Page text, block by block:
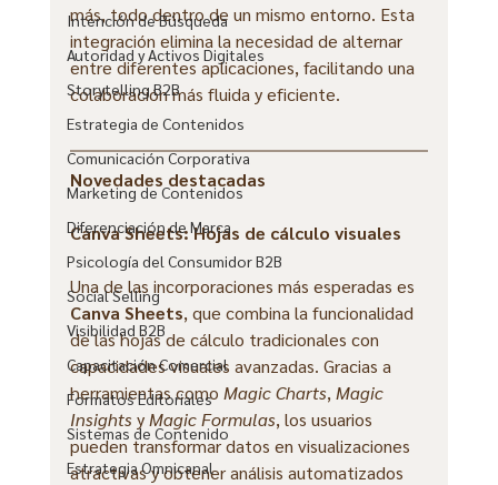
Intención de Búsqueda
Autoridad y Activos Digitales
Storytelling B2B
Estrategia de Contenidos
Comunicación Corporativa
Marketing de Contenidos
Diferenciación de Marca
Psicología del Consumidor B2B
Social Selling
Visibilidad B2B
Capacitación Comercial
Formatos Editoriales
Sistemas de Contenido
Estrategia Omnicanal
más, todo dentro de un mismo entorno. Esta
integración elimina la necesidad de alternar
entre diferentes aplicaciones, facilitando una
colaboración más fluida y eficiente.
Novedades destacadas
Canva Sheets: Hojas de cálculo visuales
Una de las incorporaciones más esperadas es
Canva Sheets, que combina la funcionalidad
de las hojas de cálculo tradicionales con
capacidades visuales avanzadas. Gracias a
herramientas como Magic Charts, Magic
Insights y Magic Formulas, los usuarios
pueden transformar datos en visualizaciones
atractivas y obtener análisis automatizados